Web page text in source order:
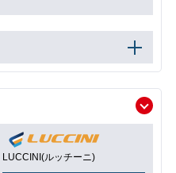
LUCCINI(ルッチーニ)